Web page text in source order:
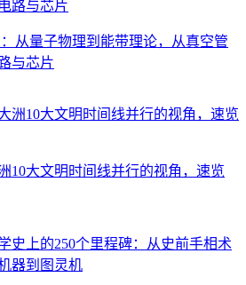
从量子物理到能带理论，从真空管
与芯片
10大文明时间线并行的视角，速览